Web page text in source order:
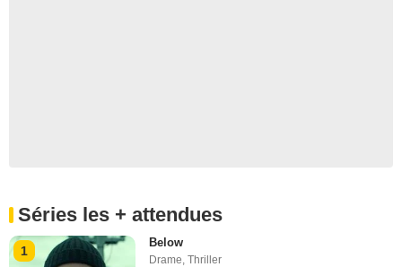
Séries les + attendues
1
Below
Drame ,Thriller